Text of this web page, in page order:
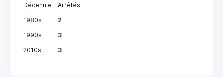
Décennie
Arrêtés
1980s
2
1990s
3
2010s
3